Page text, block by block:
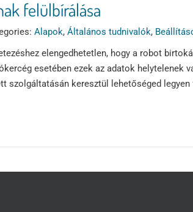
felülbírálása
Alapok, Általános tudnivalók,
elengedhetetlen, hogy a robot
esetében ezek az adatok helytelenek
szolgáltatásán keresztül lehetőséged